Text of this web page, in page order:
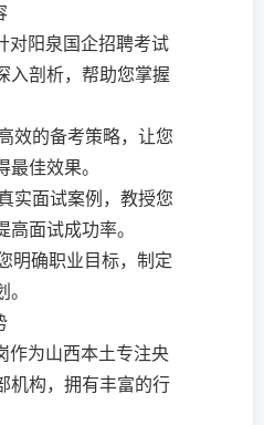
对阳泉国企招聘考试
入剖析，帮助您掌握
效的备考策略，让您
佳效果。
实面试案例，教授您
面试成功率。
明确职业目标，制定
作为山西本土专注央
机构，拥有丰富的行